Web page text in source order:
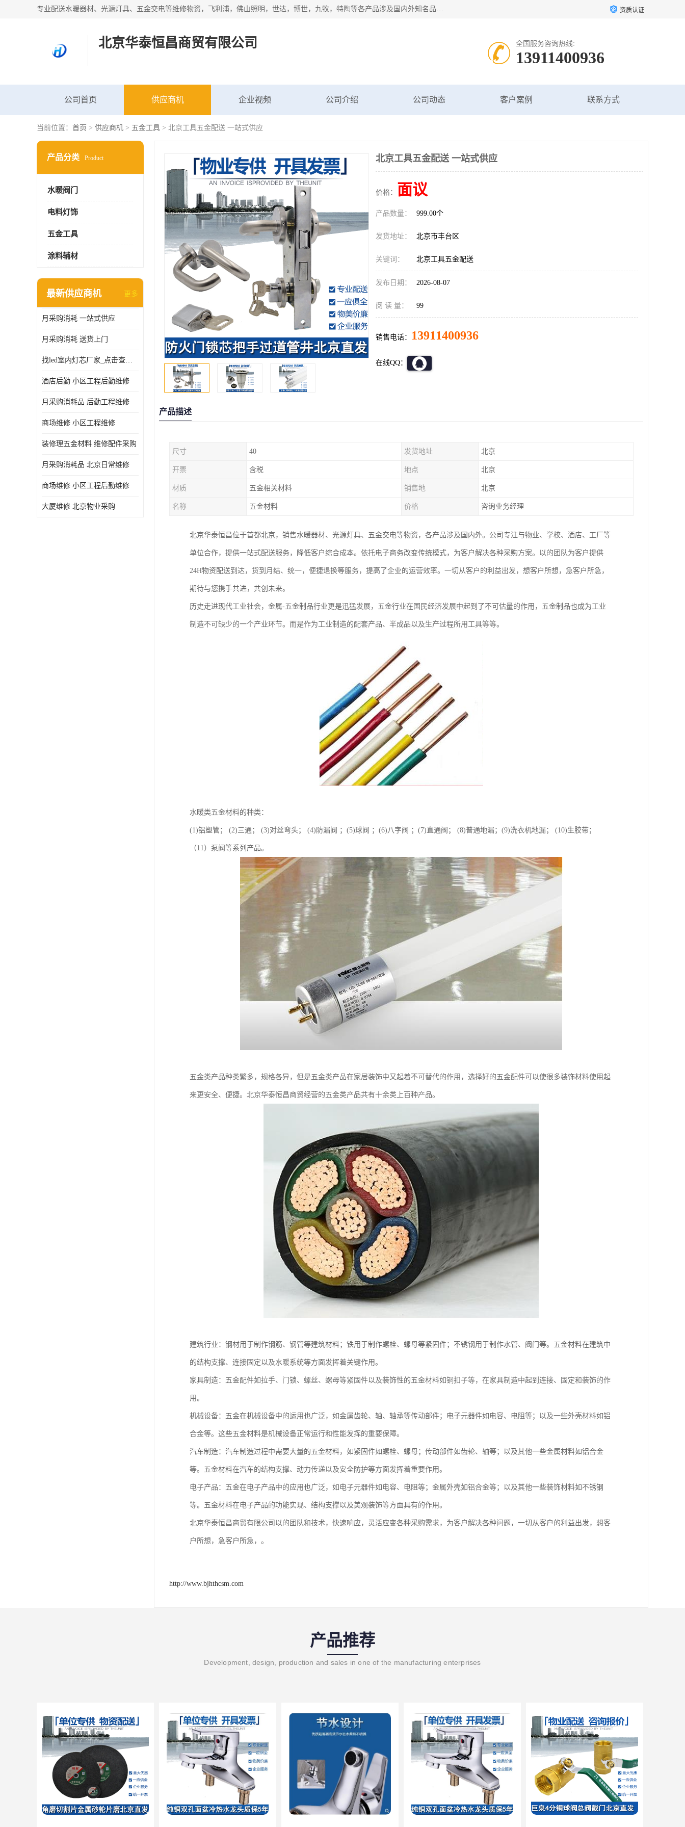
专业配送水暖器材、光源灯具、五金交电等维修物资，飞利浦，佛山照明，世达，博世，九牧，特陶等各产品涉及国内外知名品牌。公司专注与物业、学校、酒店、工厂等单位合作，提供一站式配送服务，降低客户综合成本。依托电子商务改变传统模式，以专业的团队为客户提供24H物资配送到达，货到月结、统一开票，便捷退换等服务，提高了企业的运营效率。 资质认证
北京华泰恒昌商贸有限公司 全国服务咨询热线:
13911400936
公司首页 供应商机 企业视频 公司介绍 公司动态 客户案例 联系方式
当前位置： 首页 > 供应商机 > 五金工具 > 北京工具五金配送 一站式供应
产品分类 Product
水暖阀门
电料灯饰
五金工具
涂料辅材
最新供应商机 更多
月采购消耗 一站式供应
月采购消耗 送货上门
找led室内灯芯厂家_点击查看更多
酒店后勤 小区工程后勤维修
月采购消耗品 后勤工程维修
商场维修 小区工程维修
装修理五金材料 维修配件采购
月采购消耗品 北京日常维修
商场维修 小区工程后勤维修
大厦维修 北京物业采购
北京工具五金配送 一站式供应
价格： 面议
产品数量： 999.00个
发货地址： 北京市丰台区
关键词： 北京工具五金配送
发布日期： 2026-08-07
阅 读 量： 99
销售电话： 13911400936
在线QQ：
产品描述
尺寸 40 发货地址 北京
开票 含税 地点 北京
材质 五金相关材料 销售地 北京
名称 五金材料 价格 咨询业务经理
北京华泰恒昌位于首都北京，销售水暖器材、光源灯具、五金交电等物资，各产品涉及国内外。公司专注与物业、学校、酒店、工厂等
单位合作，提供一站式配送服务，降低客户综合成本。依托电子商务改变传统模式，为客户解决各种采购方案。以的团队为客户提供
24H物资配送到达，货到月结、统一，便捷退换等服务，提高了企业的运营效率。一切从客户的利益出发，想客户所想，急客户所急，
期待与您携手共进，共创未来。
历史走进现代工业社会，金属-五金制品行业更是迅猛发展，五金行业在国民经济发展中起到了不可估量的作用，五金制品也成为工业
制造不可缺少的一个产业环节。而是作为工业制造的配套产品、半成品以及生产过程所用工具等等。
水暖类五金材料的种类：
(1)铝塑管； (2)三通； (3)对丝弯头； (4)防漏阀 ；(5)球阀 ；(6)八字阀 ；(7)直通阀； (8)普通地漏；(9)洗衣机地漏； (10)生胶带；
（11）泵阀等系列产品。
五金类产品种类繁多，规格各异，但是五金类产品在家居装饰中又起着不可替代的作用，选择好的五金配件可以使很多装饰材料使用起
来更安全、便捷。北京华泰恒昌商贸经营的五金类产品共有十余类上百种产品。
建筑行业：钢材用于制作钢筋、钢管等建筑材料；铁用于制作螺栓、螺母等紧固件；不锈钢用于制作水管、阀门等。五金材料在建筑中
的结构支撑、连接固定以及水暖系统等方面发挥着关键作用。
家具制造：五金配件如拉手、门锁、螺丝、螺母等紧固件以及装饰性的五金材料如铜扣子等，在家具制造中起到连接、固定和装饰的作
用。
机械设备：五金在机械设备中的运用也广泛，如金属齿轮、轴、轴承等传动部件；电子元器件如电容、电阻等；以及一些外壳材料如铝
合金等。这些五金材料是机械设备正常运行和性能发挥的重要保障。
汽车制造：汽车制造过程中需要大量的五金材料，如紧固件如螺栓、螺母；传动部件如齿轮、轴等；以及其他一些金属材料如铝合金
等。五金材料在汽车的结构支撑、动力传递以及安全防护等方面发挥着重要作用。
电子产品：五金在电子产品中的应用也广泛，如电子元器件如电容、电阻等；金属外壳如铝合金等；以及其他一些装饰材料如不锈钢
等。五金材料在电子产品的功能实现、结构支撑以及美观装饰等方面具有的作用。
北京华泰恒昌商贸有限公司以的团队和技术，快速响应，灵活应变各种采购需求，为客户解决各种问题，一切从客户的利益出发，想客
户所想，急客户所急，。
http://www.bjhthcsm.com
产品推荐
Development, design, production and sales in one of the manufacturing enterprises